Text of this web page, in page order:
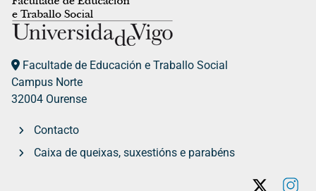
Facultade de Educación e Traballo Social
Campus Norte
32004 Ourense
Contacto
Caixa de queixas, suxestións e parabéns
Twitter